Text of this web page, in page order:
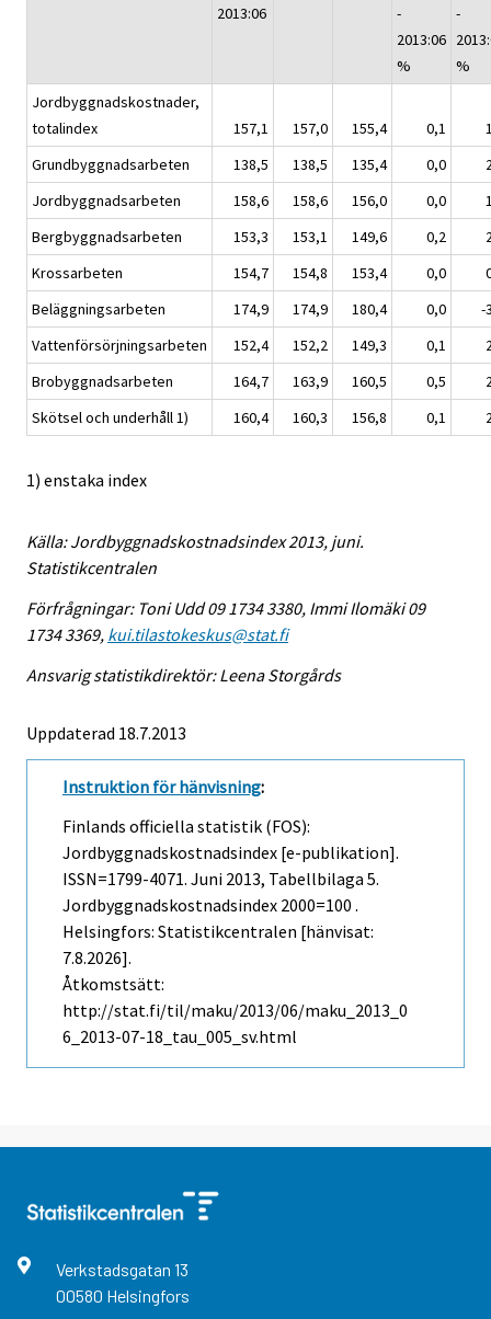
2013:06
-
2013:06
%
-
%
Jordbyggnadskostnader,
totalindex
157,1 157,0 155,4 0,1
Grundbyggnadsarbeten
138,5 138,5 135,4 0,0
Jordbyggnadsarbeten
158,6 158,6 156,0 0,0
Bergbyggnadsarbeten
153,3 153,1 149,6 0,2
Krossarbeten
154,7 154,8 153,4 0,0
Beläggningsarbeten
174,9 174,9 180,4 0,0
-
Vattenförsörjningsarbeten
152,4 152,2 149,3 0,1
Brobyggnadsarbeten
164,7 163,9 160,5 0,5
Skötsel och underhåll 1)
160,4 160,3 156,8 0,1
1) enstaka index
Källa: Jordbyggnadskostnadsindex 2013, juni.
Statistikcentralen
Förfrågningar: Toni Udd 09 1734 3380, Immi Ilomäki 09
1734 3369, kui.tilastokeskus@stat.fi
Ansvarig statistikdirektör: Leena Storgårds
Uppdaterad 18.7.2013
Instruktion för hänvisning:
Finlands officiella statistik (FOS):
Jordbyggnadskostnadsindex [e-publikation].
ISSN=1799-4071. Juni 2013, Tabellbilaga 5.
Jordbyggnadskostnadsindex 2000=100 .
Helsingfors: Statistikcentralen [hänvisat:
7.8.2026].
Åtkomstsätt:
http://stat.fi/til/maku/2013/06/maku_2013_0
6_2013-07-18_tau_005_sv.html
Verkstadsgatan 13
00580 Helsingfors